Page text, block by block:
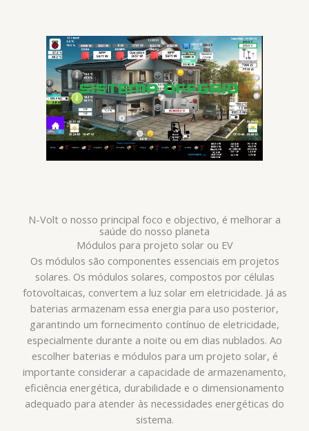
N-Volt o nosso principal foco e objectivo, é melhorar a
saúde do nosso planeta
Módulos para projeto solar ou EV
Os módulos são componentes essenciais em projetos
solares. Os módulos solares, compostos por células
fotovoltaicas, convertem a luz solar em eletricidade. Já as
baterias armazenam essa energia para uso posterior,
garantindo um fornecimento contínuo de eletricidade,
especialmente durante a noite ou em dias nublados. Ao
escolher baterias e módulos para um projeto solar, é
importante considerar a capacidade de armazenamento,
eficiência energética, durabilidade e o dimensionamento
adequado para atender às necessidades energéticas do
sistema.